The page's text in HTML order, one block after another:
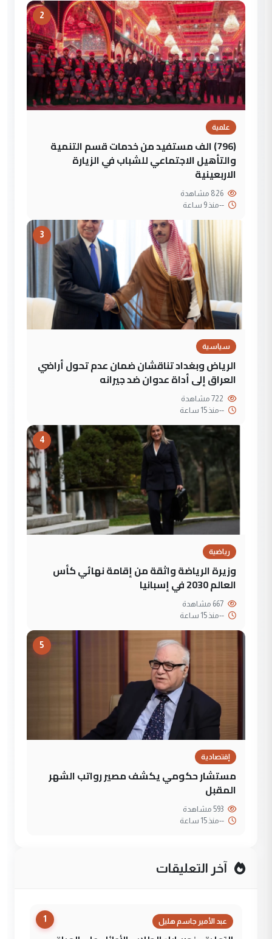
2
علمية
(796) الف مستفيد من خدمات قسم التنمية
والتأهيل الاجتماعي للشباب في الزيارة
الاربعينية
--منذ 9 ساعة
3
سياسية
الرياض وبغداد تناقشان ضمان عدم تحول أراضي
العراق إلى أداة عدوان ضد جيرانه
--منذ 15 ساعة
4
رياضية
وزيرة الرياضة واثقة من إقامة نهائي كأس
العالم 2030 في إسبانيا
--منذ 15 ساعة
5
إقتصادية
مستشار حكومي يكشف مصير رواتب الشهر
المقبل
--منذ 15 ساعة
آخر التعليقات
1 عبد الأمير جاسم هليل